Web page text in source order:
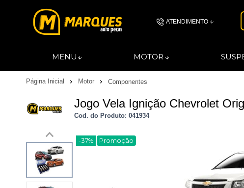
ATENDIMENTO
MENU MOTOR
Página Inicial Motor Componentes
Jogo Vela Ignição Chevrolet
Cod. do Produto: 041934
-37% Promoção